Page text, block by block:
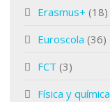
Erasmus+ (18)
Euroscola (36)
FCT (3)
Física y química